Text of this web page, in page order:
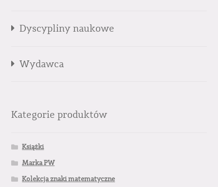
Dyscypliny naukowe
Wydawca
Kategorie produktów
Książki
Marka PW
Kolekcja znaki matematyczne